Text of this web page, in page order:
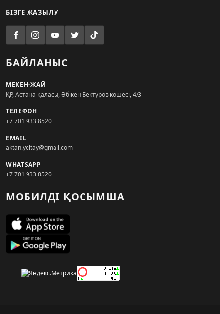
БІЗГЕ ЖАЗЫЛУ
БАЙЛАНЫС
МЕКЕН-ЖАЙ
ҚР, Астана қаласы, Әбікен Бектұров көшесі, 4/3
ТЕЛЕФОН
+7 701 933 8520
EMAIL
aktan.yeltay@gmail.com
WHATSAPP
+7 701 933 8520
МОБИЛДІ ҚОСЫМША